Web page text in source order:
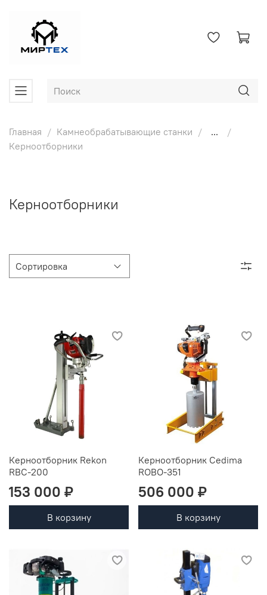
Главная Камнеобрабатывающие станки
...
Керноотборники
Керноотборники
Керноотборник Rekon
RBC-200
153 000 ₽
В корзину
Керноотборник Cedima
ROBO-351
506 000 ₽
В корзину